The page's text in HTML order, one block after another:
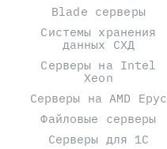
Blade серверы
Системы хранения
данных СХД
Серверы на Intel
Xeon
Серверы на AMD Epyc
Файловые серверы
Серверы для 1С